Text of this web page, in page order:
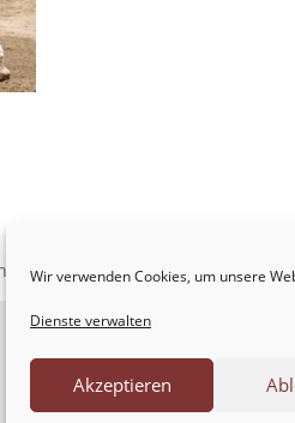
Wir verwenden Cookies, um unsere
Dienste verwalten
Akzeptieren
Erforderliche Felder sind mit